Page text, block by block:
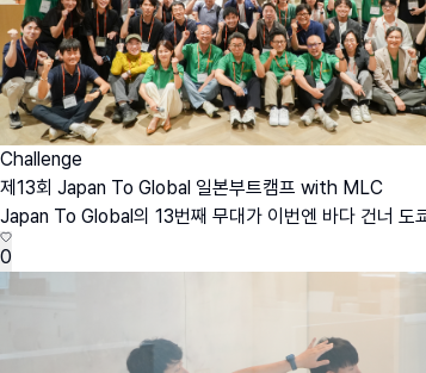
Challenge
제13회 Japan To Global 일본부트캠프 with MLC
Japan To Global의 13번째 무대가 이번엔 바다 건너 도
0